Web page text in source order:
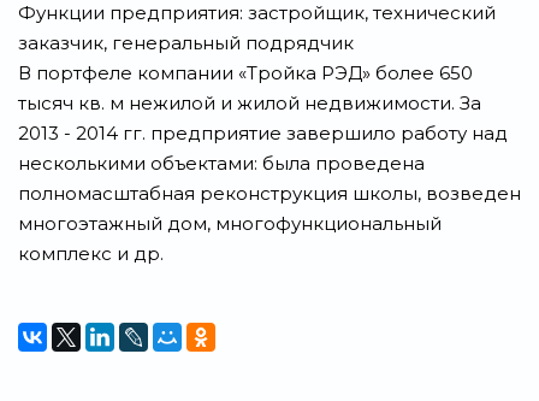
Функции предприятия: застройщик, технический
заказчик, генеральный подрядчик
В портфеле компании «Тройка РЭД» более 650
тысяч кв. м нежилой и жилой недвижимости. За
2013 - 2014 гг. предприятие завершило работу над
несколькими объектами: была проведена
полномасштабная реконструкция школы, возведен
многоэтажный дом, многофункциональный
комплекс и др.